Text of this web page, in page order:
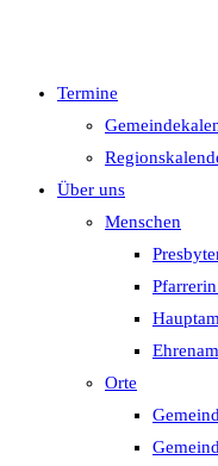
umschalten
Termine
Über uns
Menschen
Orte